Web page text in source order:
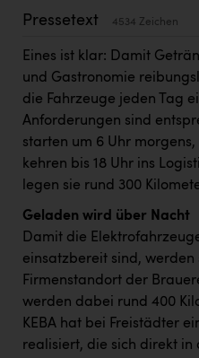
Jane Goodall Institute Austria
Karin Liedl
KIWI Kinderwunsch Institut
KLIPP Frisör
Kleider Bauer
Kremsmüller Anlagenbau
Maximarkt
Oldtimer Raststationen
Österreichischer
Pressetext 4534 Zeichen
Eines ist klar: Damit
und Gastronomie
die Fahrzeuge jeden Tag
Anforderungen sind
starten um 6 Uhr
kehren bis 18 Uhr ins
legen sie rund 300
Geladen wird über Nacht
Damit die
einsatzbereit sind, werden
Firmenstandort der
werden dabei rund 400
KEBA hat bei Freistädter
realisiert, die sich direkt in